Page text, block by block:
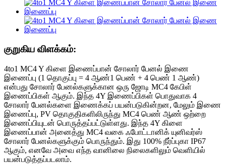
குறுகிய விளக்கம்:
4to1 MC4 Y கிளை இணைப்பான் சோலார் பேனல் இணை
இணைப்பு (1 தொகுப்பு = 4 ஆண்1 பெண் + 4 பெண் 1 ஆண்)
என்பது சோலார் பேனல்களுக்கான ஒரு ஜோடி MC4 கேபிள்
இணைப்பிகள் ஆகும். இந்த 4Y இணைப்பிகள் பொதுவாக 4
சோலார் பேனல்களை இணைக்கப் பயன்படுகின்றன, மேலும் இணை
இணைப்பு, PV தொகுதிகளிலிருந்து MC4 பெண் ஆண் ஒற்றை
இணைப்பியுடன் பொருத்தப்பட்டுள்ளது. இந்த 4Y கிளை
இணைப்பான் அனைத்து MC4 வகை ஃபோட்டானிக் யுனிவர்ஸ்
சோலார் பேனல்களுக்கும் பொருந்தும். இது 100% நீர்ப்புகா IP67
ஆகும், எனவே அவை எந்த வானிலை நிலைகளிலும் வெளியில்
பயன்படுத்தப்படலாம்.